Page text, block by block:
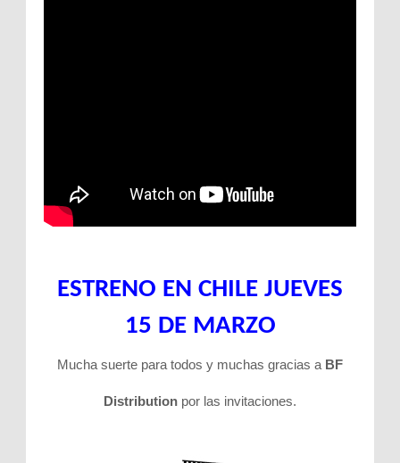
ESTRENO EN CHILE JUEVES
15 DE MARZO
Mucha suerte para todos y muchas gracias a BF
Distribution por las invitaciones.